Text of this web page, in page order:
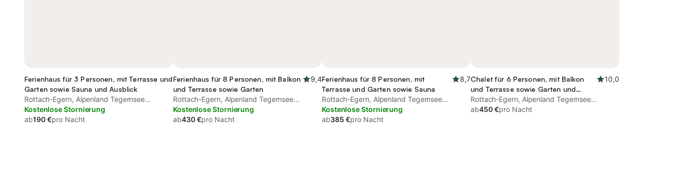
Ferienhaus für 3 Personen, mit Terrasse und
Garten sowie Sauna und Ausblick
Rottach-Egern, Alpenland Tegernsee
Schliersee
Kostenlose Stornierung
ab190 €pro Nacht
Ferienhaus für 8 Personen, mit Balkon
und Terrasse sowie Garten
9,4
Rottach-Egern, Alpenland Tegernsee
Schliersee
Kostenlose Stornierung
ab430 €pro Nacht
Ferienhaus für 8 Personen, mit
Terrasse und Garten sowie Sauna
8,7
Rottach-Egern, Alpenland Tegernsee
Schliersee
Kostenlose Stornierung
ab385 €pro Nacht
Chalet für 6 Personen, mit Balkon
und Terrasse sowie Garten und
Sauna
10,0
Rottach-Egern, Alpenland Tegernsee
Schliersee
ab450 €pro Nacht